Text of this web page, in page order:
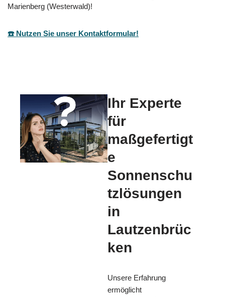
Marienberg (Westerwald)!
☎️ Nutzen Sie unser Kontaktformular!
Ihr Experte
für
maßgefertigt
e
Sonnenschu
tzlösungen
in
Lautzenbrüc
ken
Unsere Erfahrung
ermöglicht